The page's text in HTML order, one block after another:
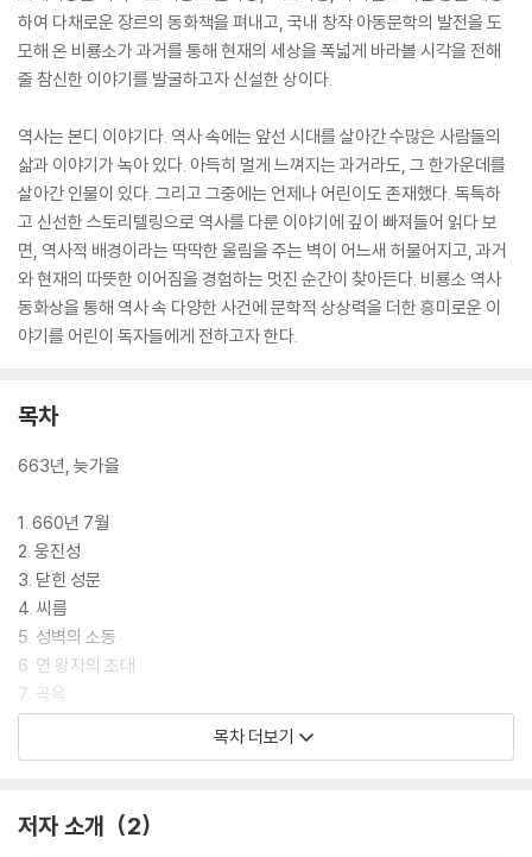
하여 다채로운 장르의 동화책을 펴내고, 국내 창작 아동문학의 발전을 도
모해 온 비룡소가 과거를 통해 현재의 세상을 폭넓게 바라볼 시각을 전해
줄 참신한 이야기를 발굴하고자 신설한 상이다.
역사는 본디 이야기다. 역사 속에는 앞선 시대를 살아간 수많은 사람들의
삶과 이야기가 녹아 있다. 아득히 멀게 느껴지는 과거라도, 그 한가운데를
살아간 인물이 있다. 그리고 그중에는 언제나 어린이도 존재했다. 독특하
고 신선한 스토리텔링으로 역사를 다룬 이야기에 깊이 빠져들어 읽다 보
면, 역사적 배경이라는 딱딱한 울림을 주는 벽이 어느새 허물어지고, 과거
와 현재의 따뜻한 이어짐을 경험하는 멋진 순간이 찾아든다. 비룡소 역사
동화상을 통해 역사 속 다양한 사건에 문학적 상상력을 더한 흥미로운 이
야기를 어린이 독자들에게 전하고자 한다.
목차
663년, 늦가을
1. 660년 7월
2. 웅진성
3. 닫힌 성문
4. 씨름
5. 성벽의 소동
6. 연 왕자의 초대
7. 곡옥
8. 기습
12. 장(將)
목차 더보기
저자 소개 2